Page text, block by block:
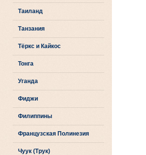
Таиланд
Танзания
Тёркс и Кайкос
Тонга
Уганда
Фиджи
Филиппины
Французская Полинезия
Чуук (Трук)